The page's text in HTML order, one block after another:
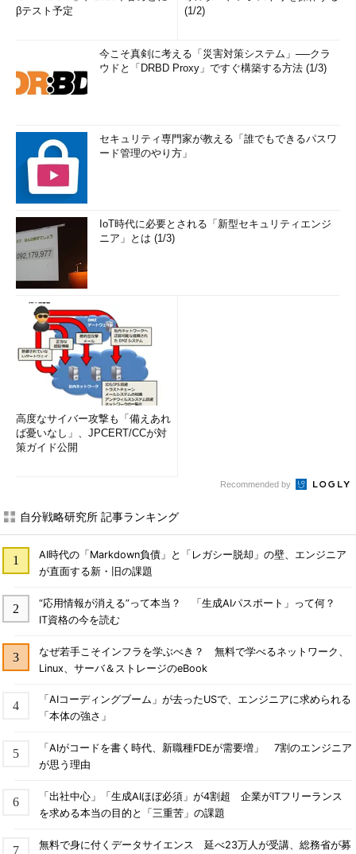
βテスト予定
(1/2)
今こそ真剣に考える「災害対策システム」──クラ
ウドと「DRBD Proxy」ですぐ構築する方法 (1/3)
セキュリティ専門家が教える「誰でもできるパスワ
ード管理のやり方」
IoT時代に必要とされる「新型セキュリティエンジ
ニア」とは (1/3)
高度なサイバー攻撃も「備えあれ
ば憂いなし」、JPCERT/CCが対
策ガイド公開
Recommended by
自分戦略研究所 記事ランキング
AI時代の「Markdown負債」と「レガシー脱却」の壁、エンジニア
が直面する新・旧の課題
“応用情報が消える”って本当？ 「生成AIパスポート」って何？
IT資格の今を読む
なぜ若手こそインフラを学ぶべき？ 無料で学べるネットワーク、
Linux、サーバ＆ストレージのeBook
「AIコーディングブーム」が去ったUSで、エンジニアに求められる
「本体の強さ」
「AIがコードを書く時代、新職種FDEが需要増」 7割のエンジニア
が思う理由
「出社中心」「生成AIほぼ必須」が4割超 企業がITフリーランス
を求める本当の目的と「三重苦」の課題
無料で身に付くデータサイエンス 延べ23万人が受講、総務省が募